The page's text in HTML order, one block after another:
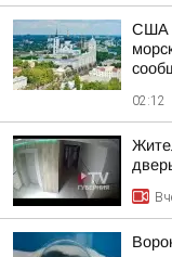
США
02:12